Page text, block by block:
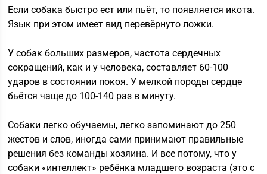
Если собака быстро ест или пьёт, то появляется икота.
Язык при этом имеет вид перевёрнуто ложки.
У собак больших размеров, частота сердечных
сокращений, как и у человека, составляет 60-100
ударов в состоянии покоя. У мелкой породы сердце
бьётся чаще до 100-140 раз в минуту.
Собаки легко обучаемы, легко запоминают до 250
жестов и слов, иногда сами принимают правильные
решения без команды хозяина. И все потому, что у
собаки «интеллект» ребёнка младшего возраста (это с